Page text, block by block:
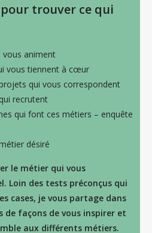
trouver ce qui
vous animent
vous tiennent à cœur
qui vous correspondent
recrutent
qui font ces métiers – enquête
désiré
le métier qui vous
Loin des tests préconçus qui
cases, je vous partage dans
façons de vous inspirer et
aux différents métiers.